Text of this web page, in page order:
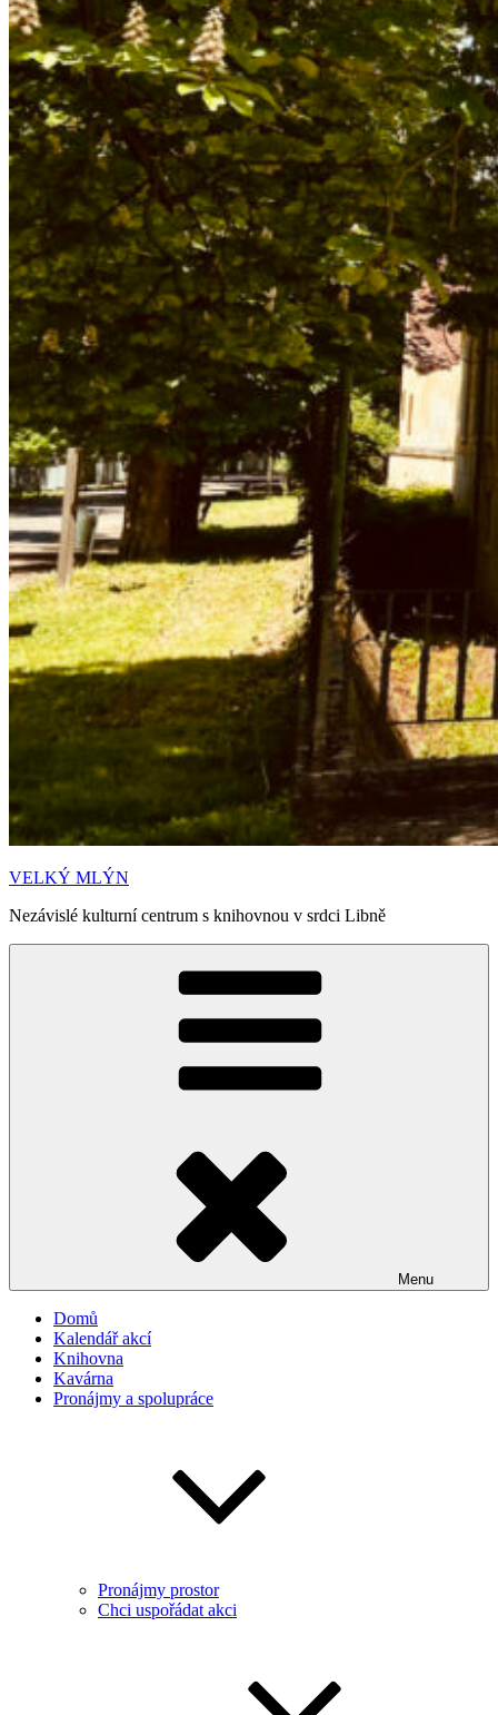
VELKÝ MLÝN
Nezávislé kulturní centrum s knihovnou v srdci Libně
Menu
Domů
Kalendář akcí
Knihovna
Kavárna
Pronájmy a spolupráce
Pronájmy prostor
Chci uspořádat akci